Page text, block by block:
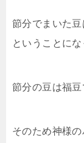
節分でまいた豆
ということに
節分の豆は福豆
そのため神様の